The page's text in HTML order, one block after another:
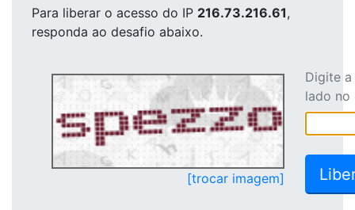
Para liberar o acesso do IP 216.73.216.61,
responda ao desafio abaixo.
[trocar imagem]
Digite
lado no